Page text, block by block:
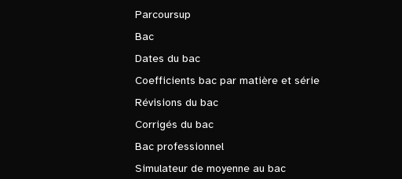
Parcoursup
Bac
Dates du bac
Coefficients bac par matière et série
Révisions du bac
Corrigés du bac
Bac professionnel
Simulateur de moyenne au bac